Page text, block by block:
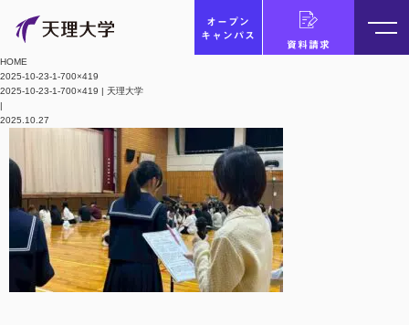
オープン
キャンパス
資料請求
HOME
2025-10-23-1-700×419
2025-10-23-1-700×419 | 天理大学
|
2025.10.27